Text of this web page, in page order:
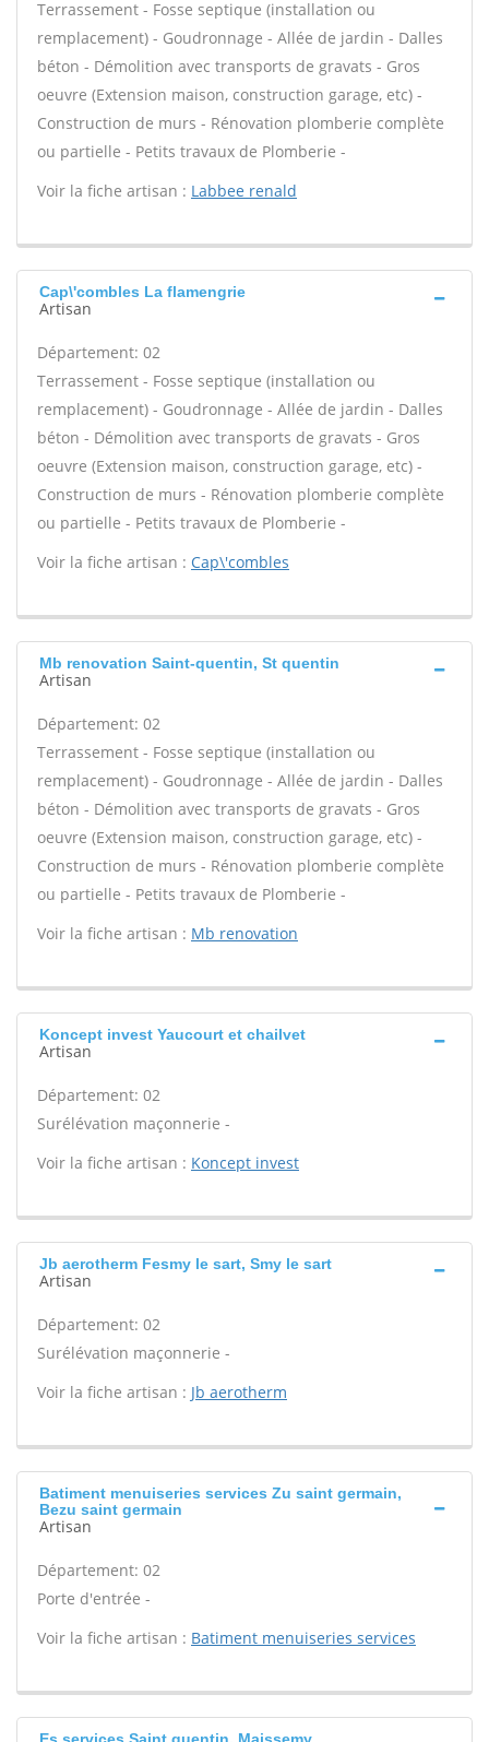
Terrassement - Fosse septique (installation ou
remplacement) - Goudronnage - Allée de jardin - Dalles
béton - Démolition avec transports de gravats - Gros
oeuvre (Extension maison, construction garage, etc) -
Construction de murs - Rénovation plomberie complète
ou partielle - Petits travaux de Plomberie -
Voir la fiche artisan : Labbee renald
Cap\'combles La flamengrie
Artisan
Département: 02
Terrassement - Fosse septique (installation ou
remplacement) - Goudronnage - Allée de jardin - Dalles
béton - Démolition avec transports de gravats - Gros
oeuvre (Extension maison, construction garage, etc) -
Construction de murs - Rénovation plomberie complète
ou partielle - Petits travaux de Plomberie -
Voir la fiche artisan : Cap\'combles
Mb renovation Saint-quentin, St quentin
Artisan
Département: 02
Terrassement - Fosse septique (installation ou
remplacement) - Goudronnage - Allée de jardin - Dalles
béton - Démolition avec transports de gravats - Gros
oeuvre (Extension maison, construction garage, etc) -
Construction de murs - Rénovation plomberie complète
ou partielle - Petits travaux de Plomberie -
Voir la fiche artisan : Mb renovation
Koncept invest Yaucourt et chailvet
Artisan
Département: 02
Surélévation maçonnerie -
Voir la fiche artisan : Koncept invest
Jb aerotherm Fesmy le sart, Smy le sart
Artisan
Département: 02
Surélévation maçonnerie -
Voir la fiche artisan : Jb aerotherm
Batiment menuiseries services Zu saint germain,
Bezu saint germain
Artisan
Département: 02
Porte d'entrée -
Voir la fiche artisan : Batiment menuiseries services